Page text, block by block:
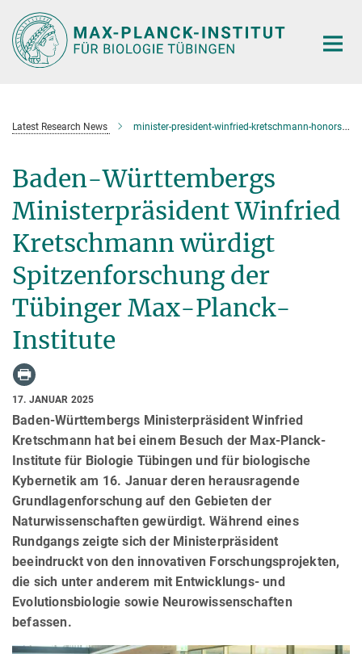
Hauptinhalt
Latest Research News minister-president-winfried-kretschmann-honors-cutting-edge-research-at-the-max-planck-institutes-and-the-friedrich-miescher-laboratory-in-tuebingen
Baden-Württembergs
Ministerpräsident Winfried
Kretschmann würdigt
Spitzenforschung der
Tübinger Max-Planck-
Institute
17. JANUAR 2025
Baden-Württembergs Ministerpräsident Winfried
Kretschmann hat bei einem Besuch der Max-Planck-
Institute für Biologie Tübingen und für biologische
Kybernetik am 16. Januar deren herausragende
Grundlagenforschung auf den Gebieten der
Naturwissenschaften gewürdigt. Während eines
Rundgangs zeigte sich der Ministerpräsident
beeindruckt von den innovativen Forschungsprojekten,
die sich unter anderem mit Entwicklungs- und
Evolutionsbiologie sowie Neurowissenschaften
befassen.